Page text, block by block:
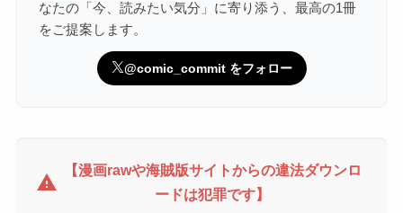
なたの「今、読みたい気分」に寄り添う、最高の1冊
をご提案します。
@comic_commit をフォロー
warning
【漫画rawや海賊版サイトからの違法ダウンロ
ードは犯罪です】